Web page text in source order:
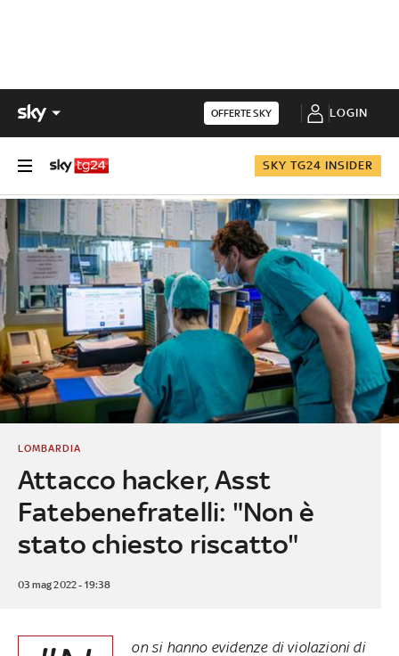
OFFERTE SKY LOGIN
SKY TG24 INSIDER
Attacco hacker, Asst
Fatebenefratelli: "Non è
stato chiesto riscatto"
LOMBARDIA
03 mag 2022 - 19:38
on si hanno evidenze di violazioni di